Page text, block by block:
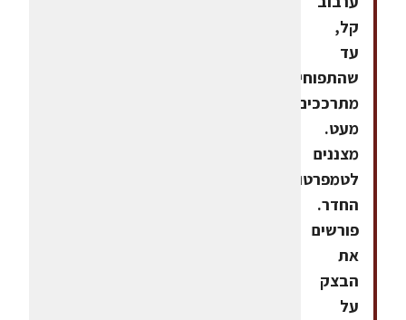
קל,
עד
שהתפוחים
מתרככים
מעט.
מצננים
לטמפרטורת
החדר.
פורשים
את
הבצק
על